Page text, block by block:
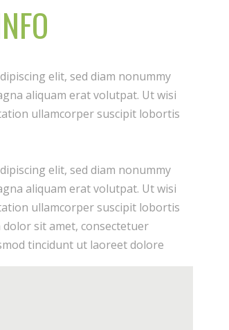
elit, sed diam nonummy
aliquam erat volutpat. Ut wisi
ullamcorper suscipit lobortis
elit, sed diam nonummy
aliquam erat volutpat. Ut wisi
ullamcorper suscipit lobortis
sit amet, consectetuer
tincidunt ut laoreet dolore